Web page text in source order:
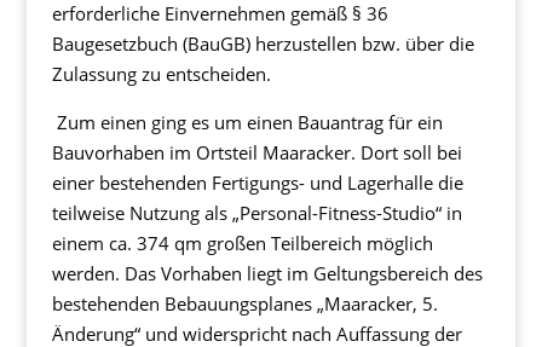
erforderliche Einvernehmen gemäß § 36
Baugesetzbuch (BauGB) herzustellen bzw. über die
Zulassung zu entscheiden.
Zum einen ging es um einen Bauantrag für ein
Bauvorhaben im Ortsteil Maaracker. Dort soll bei
einer bestehenden Fertigungs- und Lagerhalle die
teilweise Nutzung als „Personal-Fitness-Studio“ in
einem ca. 374 qm großen Teilbereich möglich
werden. Das Vorhaben liegt im Geltungsbereich des
bestehenden Bebauungsplanes „Maaracker, 5.
Änderung“ und widerspricht nach Auffassung der